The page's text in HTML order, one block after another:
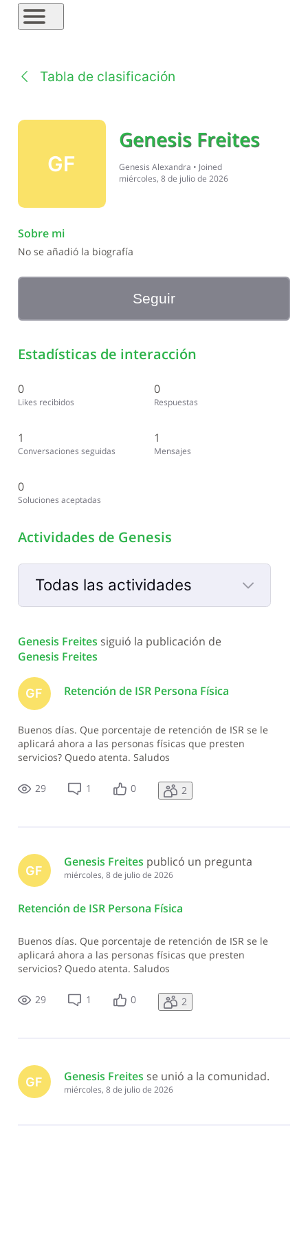
Tabla de clasificación
GF
Genesis Freites
Genesis Alexandra • Joined
miércoles, 8 de julio de 2026
Sobre mi
No se añadió la biografía
Seguir
Estadísticas de interacción
0
Likes recibidos
0
Respuestas
1
Conversaciones seguidas
1
Mensajes
0
Soluciones aceptadas
Actividades de Genesis
Todas las actividades
Selected
las
Genesis Freites siguió la publicación de
Genesis Freites
GF Retención de ISR Persona Física
Buenos días. Que porcentaje de retención de ISR se le
aplicará ahora a las personas físicas que presten
servicios? Quedo atenta. Saludos
29 1 0 2
GF
Genesis Freites publicó un pregunta
miércoles, 8 de julio de 2026
Retención de ISR Persona Física
Buenos días. Que porcentaje de retención de ISR se le
aplicará ahora a las personas físicas que presten
servicios? Quedo atenta. Saludos
29 1 0 2
GF Genesis Freites se unió a la comunidad.
miércoles, 8 de julio de 2026